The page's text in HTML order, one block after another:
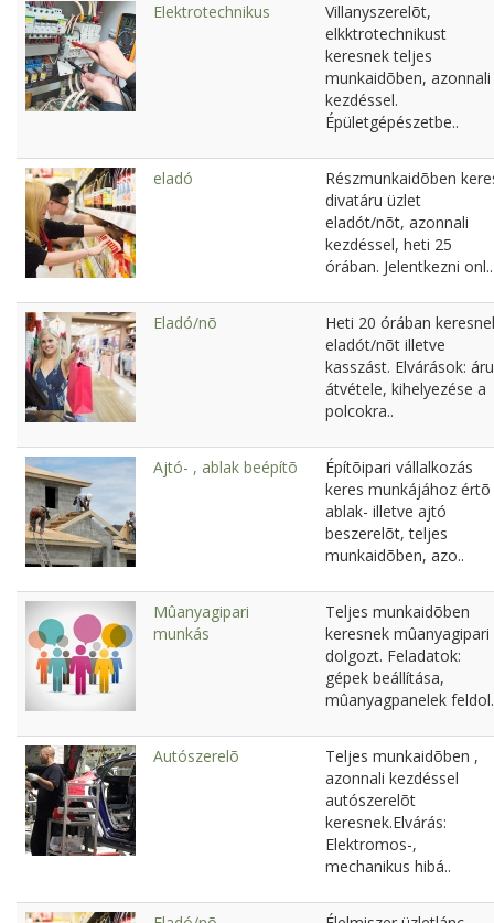
Elektrotechnikus
Villanyszerelõt,
elkktrotechnikust
keresnek teljes
munkaidõben, azonnali
kezdéssel.
Épületgépészetbe..
eladó
Részmunkaidõben
divatáru üzlet
eladót/nõt, azonnali
kezdéssel, heti 25
órában. Jelentkezni onl..
Eladó/nõ
Heti 20 órában
eladót/nõt illetve
kasszást. Elvárások: áru
átvétele, kihelyezése a
polcokra..
Ajtó- , ablak beépítõ
Építõipari vállalkozás
keres munkájához értõ
ablak- illetve ajtó
beszerelõt, teljes
munkaidõben, azo..
Mûanyagipari
munkás
Teljes munkaidõben
keresnek mûanyagipari
dolgozt. Feladatok:
gépek beállítása,
mûanyagpanelek
Autószerelõ
Teljes munkaidõben ,
azonnali kezdéssel
autószerelõt
keresnek.Elvárás:
Elektromos-,
mechanikus hibá..